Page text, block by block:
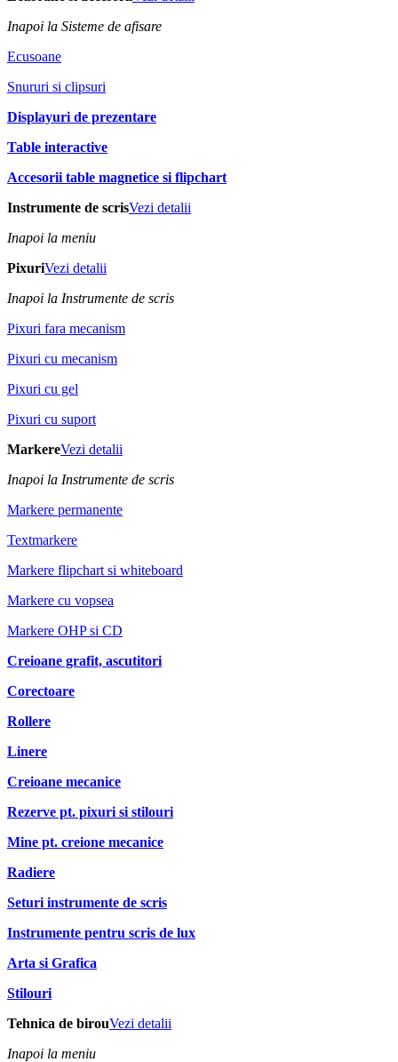
Inapoi la Sisteme de afisare
Ecusoane
Snururi si clipsuri
Displayuri de prezentare
Table interactive
Accesorii table magnetice si flipchart
Instrumente de scrisVezi detalii
Inapoi la meniu
PixuriVezi detalii
Inapoi la Instrumente de scris
Pixuri fara mecanism
Pixuri cu mecanism
Pixuri cu gel
Pixuri cu suport
MarkereVezi detalii
Inapoi la Instrumente de scris
Markere permanente
Textmarkere
Markere flipchart si whiteboard
Markere cu vopsea
Markere OHP si CD
Creioane grafit, ascutitori
Corectoare
Rollere
Linere
Creioane mecanice
Rezerve pt. pixuri si stilouri
Mine pt. creione mecanice
Radiere
Seturi instrumente de scris
Instrumente pentru scris de lux
Arta si Grafica
Stilouri
Tehnica de birouVezi detalii
Inapoi la meniu